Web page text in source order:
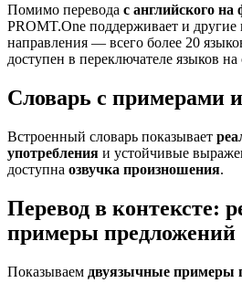
Помимо перевода с английского на
PROMT.One поддерживает и
направления — всего более 20
доступен в переключателе языков на
Словарь с примерами
Встроенный словарь показывает
употребления и устойчивые
доступна озвучка произношения.
Перевод в контексте:
примеры предложений
Показываем двуязычные примеры